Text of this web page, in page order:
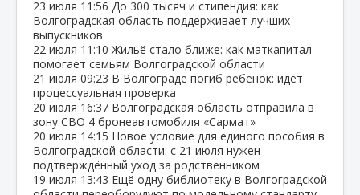
23 июля 11:56 До 300 тысяч и стипендия: как
Волгоградская область поддерживает лучших
выпускников
22 июля 11:10 Жильё стало ближе: как маткапитал
помогает семьям Волгоградской области
21 июля 09:23 В Волгограде погиб ребёнок: идёт
процессуальная проверка
20 июля 16:37 Волгоградская область отправила в
зону СВО 4 бронеавтомобиля «Сармат»
20 июля 14:15 Новое условие для единого пособия в
Волгоградской области: с 21 июля нужен
подтверждённый уход за родственником
19 июля 13:43 Ещё одну библиотеку в Волгоградской